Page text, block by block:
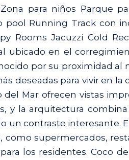
para niños Parque
pool Running Track con
Rooms Jacuzzi Cold
ubicado en el
por su proximidad
deseadas para vivir en
del Mar ofrecen vistas
y la arquitectura
un contraste interesante.
como supermercados,
los residentes. Coco